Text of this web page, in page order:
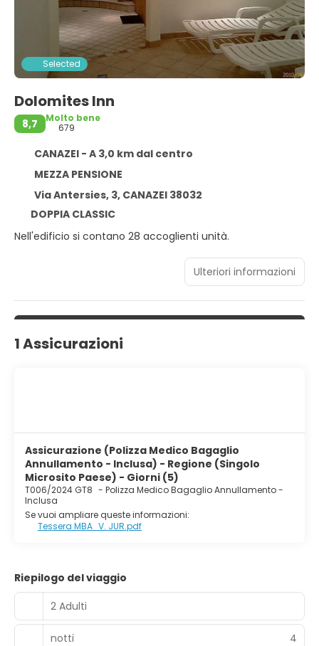
Selected
Dolomites Inn
8,7
Molto bene
679
CANAZEI - A 3,0 km dal centro
MEZZA PENSIONE
Via Antersies, 3, CANAZEI 38032
DOPPIA CLASSIC
Nell'edificio si contano 28 accoglienti unità.
Ulteriori informazioni
1 Assicurazioni
Assicurazione (Polizza Medico Bagaglio
Annullamento - Inclusa) - Regione (Singolo
Microsito Paese) - Giorni (5)
T006/2024 GT8 - Polizza Medico Bagaglio Annullamento -
Inclusa
Se vuoi ampliare queste informazioni:
Tessera MBA_V. JUR.pdf
Riepilogo del viaggio
2 Adulti
notti 4